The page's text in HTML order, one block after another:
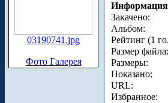
03190741.jpg
Фото Галерея
Закачено:
Альбом:
Рейтинг (1
Размер файла:
Размеры:
Показано:
URL:
Избранное: